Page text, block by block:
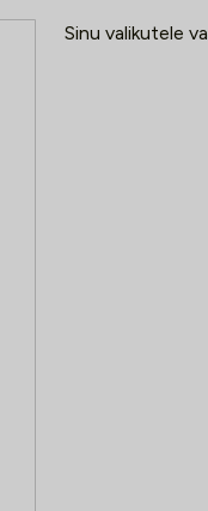
Sinu valikutele